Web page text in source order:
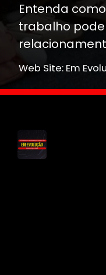
Entenda
trabalho
Web Site: Em